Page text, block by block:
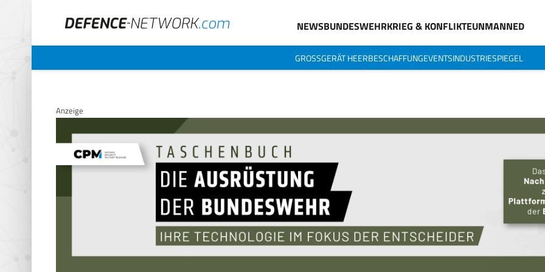
NEWSBUNDESWEHRKRIEG & KONFLIKTEUNMANNED
GROSSGERÄT HEERBESCHAFFUNGEVENTSINDUSTRIESPIEGEL
Anzeige